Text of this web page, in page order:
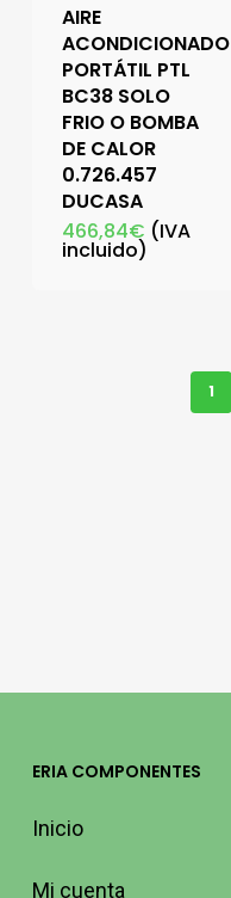
AIRE
ACONDICIONADO
PORTÁTIL PTL
BC38 SOLO
FRIO O BOMBA
DE CALOR
0.726.457
DUCASA
466,84€ (IVA
incluido)
1
ERIA COMPONENTES
Inicio
Mi cuenta